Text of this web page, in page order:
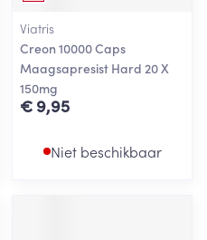
Viatris
Creon 10000 Caps
Maagsapresist Hard 20 X
150mg
€ 9,95
Niet beschikbaar